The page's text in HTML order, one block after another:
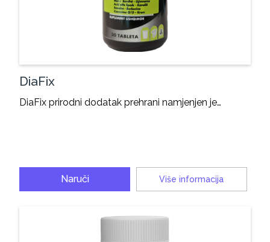
DiaFix
DiaFix prirodni dodatak prehrani namjenjen je…
Naruči Više informacija